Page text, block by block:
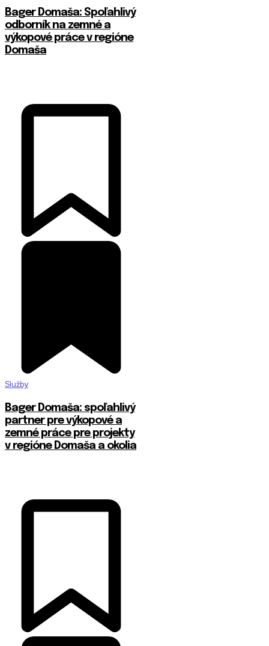
Bager Domaša: Spoľahlivý
odborník na zemné a
výkopové práce v regióne
Domaša
Služby
Bager Domaša: spoľahlivý
partner pre výkopové a
zemné práce pre projekty
v regióne Domaša a okolia